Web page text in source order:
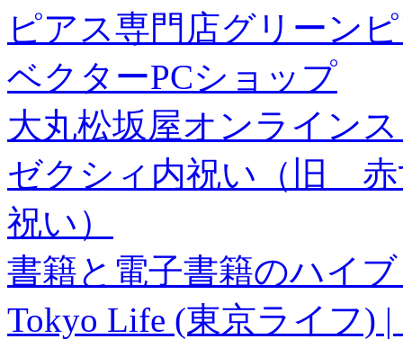
ピアス専門店グリーン
ベクターPCショップ
大丸松坂屋オンライン
ゼクシィ内祝い（旧 赤
祝い）
書籍と電子書籍のハイ
Tokyo Life (東京ライフ)